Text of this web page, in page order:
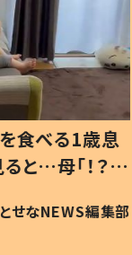
歳息
？」
編集部
小1か
ッド」
作り
#令和
SNSで